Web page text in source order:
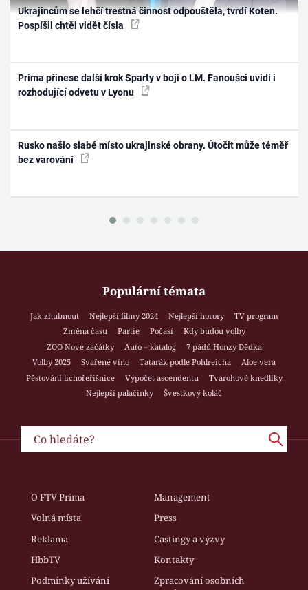
Ukrajincům se lehčí trestná činnost odpouštěla, tvrdí Koten.
Pospíšil chtěl vidět čísla
Prima přinese další krok Sparty v boji o LM. Fanoušci uvidí i
rozhodující odvetu v Lyonu
Rusko našlo slabé místo ukrajinské obrany. Útočit může téměř
bez varování
Populární témata
Jak zhubnout Nejlepší filmy 2024 Nejlepší horory
TV program
Změna času
Partie Počasí
Kdy budou volby
ZOO Nové začátky
Auto – katalog
7 pádů Honzy Dědka
Volby 2025
Svařené víno Tatarák podle Pohlreicha
Aloe vera
Pěstování lichořeřišnice
Výpočet ascendentu
Tvarohové knedlíky
Nejlepší palačinky
Švestkový koláč
O FTV Prima
Management
Volná místa
Press
Reklama
Castingy a výzvy
HbbTV
Kontakty
Podmínky užívání
Zpracování osobních